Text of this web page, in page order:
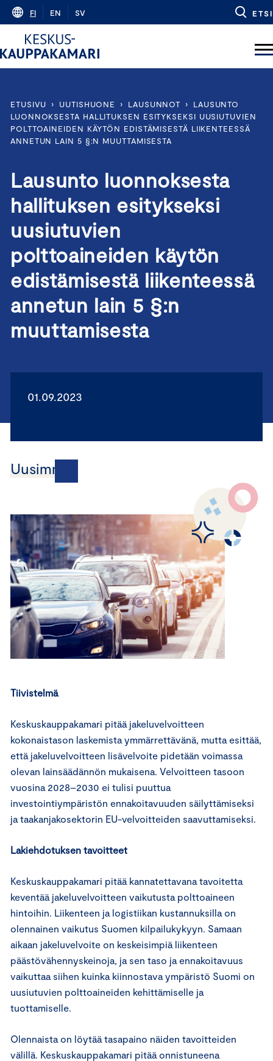
Skip
content
FI EN SV ETSI
ETUSIVU › UUTISHUONE › LAUSUNNOT ›
LAUSUNTO
LUONNOKSESTA HALLITUKSEN ESITYKSEKSI UUSIUTUVIEN
POLTTOAINEIDEN KÄYTÖN EDISTÄMISESTÄ LIIKENTEESSÄ
ANNETUN LAIN 5 §:N MUUTTAMISESTA
Lausunto luonnoksesta
hallituksen esitykseksi
uusiutuvien
polttoaineiden käytön
edistämisestä liikenteessä
annetun lain 5 §:n
muuttamisesta
01.09.2023
Uusimmat
Tiivistelmä
Keskuskauppakamari pitää jakeluvelvoitteen
kokonaistason laskemista ymmärrettävänä, mutta esittää,
että jakeluvelvoitteen lisävelvoite pidetään voimassa
olevan lainsäädännön mukaisena. Velvoitteen tasoon
vuosina 2028–2030 ei tulisi puuttua
investointiympäristön ennakoitavuuden säilyttämiseksi
ja taakanjakosektorin EU-velvoitteiden saavuttamiseksi.
Lakiehdotuksen tavoitteet
Keskuskauppakamari pitää kannatettavana tavoitetta
keventää jakeluvelvoitteen vaikutusta polttoaineen
hintoihin. Liikenteen ja logistiikan kustannuksilla on
olennainen vaikutus Suomen kilpailukykyyn. Samaan
aikaan jakeluvelvoite on keskeisimpiä liikenteen
päästövähennyskeinoja, ja sen taso ja ennakoitavuus
vaikuttaa siihen kuinka kiinnostava ympäristö Suomi on
uusiutuvien polttoaineiden kehittämiselle ja
tuottamiselle.
Olennaista on löytää tasapaino näiden tavoitteiden
välillä. Keskuskauppakamari pitää onnistuneena